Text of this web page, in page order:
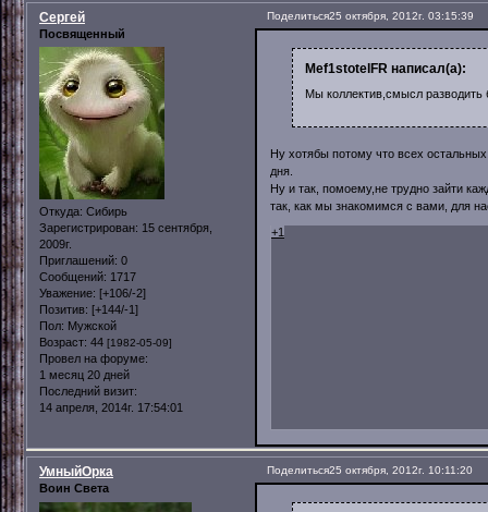
Поделиться25 октября, 2012г. 03:15:39
Сергей
Посвященный
Откуда: Сибирь
Зарегистрирован: 15 сентября,
2009г.
Приглашений: 0
Сообщений: 1717
Уважение: [+106/-2]
Позитив: [+144/-1]
Пол: Мужской
Возраст: 44 [1982-05-09]
Провел на форуме:
1 месяц 20 дней
Последний визит:
14 апреля, 2014г. 17:54:01
Mef1stotelFR написал(а):
Мы коллектив,смысл разводить
Ну хотябы потому что всех
дня.
Ну и так, помоему,не трудно зайти
так, как мы знакомимся с вами, для
+1
Поделиться25 октября, 2012г. 10:11:20
УмныйОрка
Воин Света